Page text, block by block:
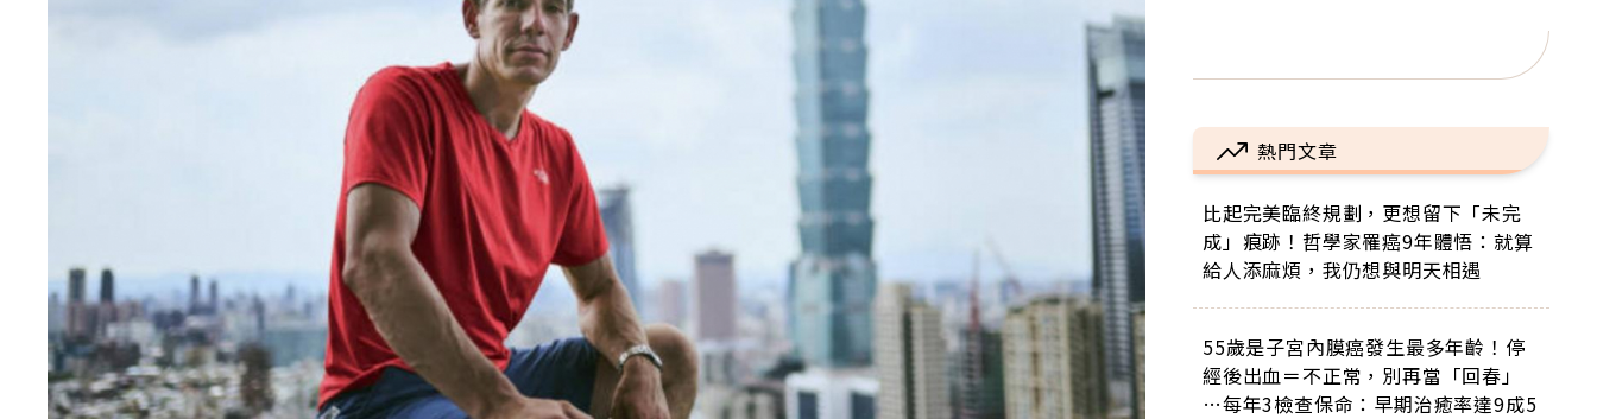
熱門文章
比起完美臨終規劃，更想留下「未完
成」痕跡！哲學家罹癌9年體悟：就算
給人添麻煩，我仍想與明天相遇
55歲是子宮內膜癌發生最多年齡！停
經後出血＝不正常，別再當「回春」
…每年3檢查保命：早期治癒率達9成5